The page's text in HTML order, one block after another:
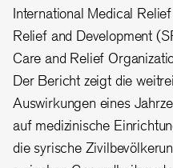
International Medical
Relief and Development
Care and Relief
Der Bericht zeigt die
Auswirkungen eines
auf medizinische
die syrische